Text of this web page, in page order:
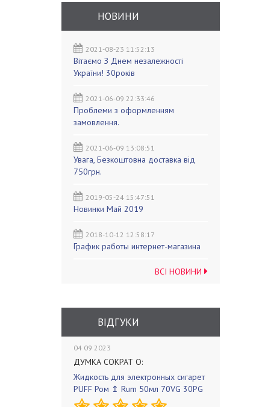
НОВИНИ
2021-08-23 11:52:13
Вітаємо З Днем незалежності
України! 30років
2021-06-09 22:33:46
Проблеми з оформленням
замовлення.
2021-06-09 13:08:51
Увага, Безкоштовна доставка від
750грн.
2019-05-24 15:47:51
Новинки Май 2019
2018-10-12 12:58:17
График работы интернет-магазина
ВСІ НОВИНИ
ВІДГУКИ
04 09 2023
ДУМКА СОКРАТ О:
Жидкость для электронных сигарет
PUFF Ром ↥ Rum 50мл 70VG 30PG